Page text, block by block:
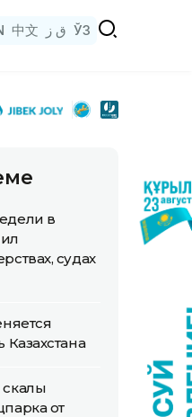
中文 ق ز ЎЗ
в
судах
Казахстана
от